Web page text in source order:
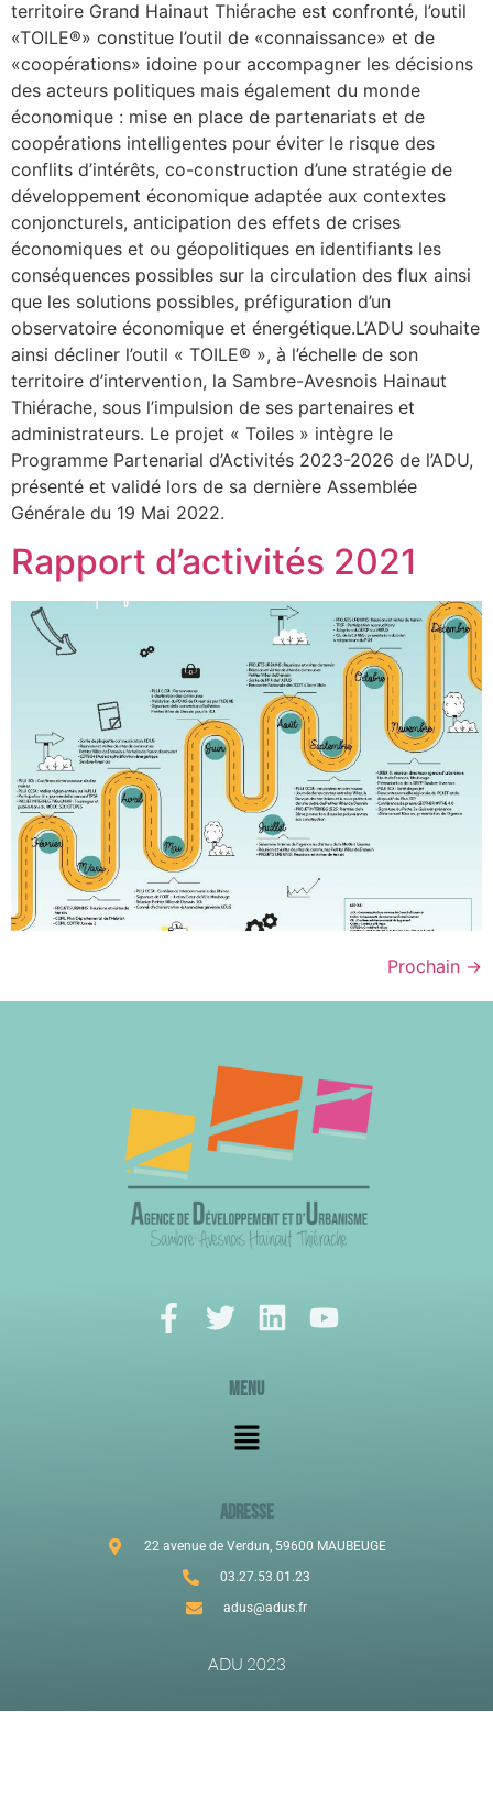
territoire Grand Hainaut Thiérache est confronté, l’outil
«TOILE®» constitue l’outil de «connaissance» et de
«coopérations» idoine pour accompagner les décisions
des acteurs politiques mais également du monde
économique : mise en place de partenariats et de
coopérations intelligentes pour éviter le risque des
conflits d’intérêts, co-construction d’une stratégie de
développement économique adaptée aux contextes
conjoncturels, anticipation des effets de crises
économiques et ou géopolitiques en identifiants les
conséquences possibles sur la circulation des flux ainsi
que les solutions possibles, préfiguration d’un
observatoire économique et énergétique.L’ADU souhaite
ainsi décliner l’outil « TOILE® », à l’échelle de son
territoire d’intervention, la Sambre-Avesnois Hainaut
Thiérache, sous l’impulsion de ses partenaires et
administrateurs. Le projet « Toiles » intègre le
Programme Partenarial d’Activités 2023-2026 de l’ADU,
présenté et validé lors de sa dernière Assemblée
Générale du 19 Mai 2022.
Rapport d’activités 2021
Prochain →
Menu
ADRESSE
22 avenue de Verdun, 59600 MAUBEUGE
03.27.53.01.23
adus@adus.fr
ADU 2023